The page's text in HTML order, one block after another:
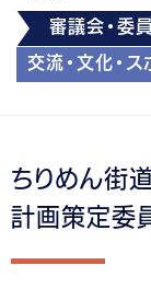
審議会・委
交流・文化・
ちりめん街
計画策定委